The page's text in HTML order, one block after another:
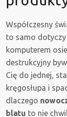
Współczesny
to samo dotyczy
komputerem
destrukcyjny
Cię do jednej,
kręgosłupa i
dlaczego
blatu to nie